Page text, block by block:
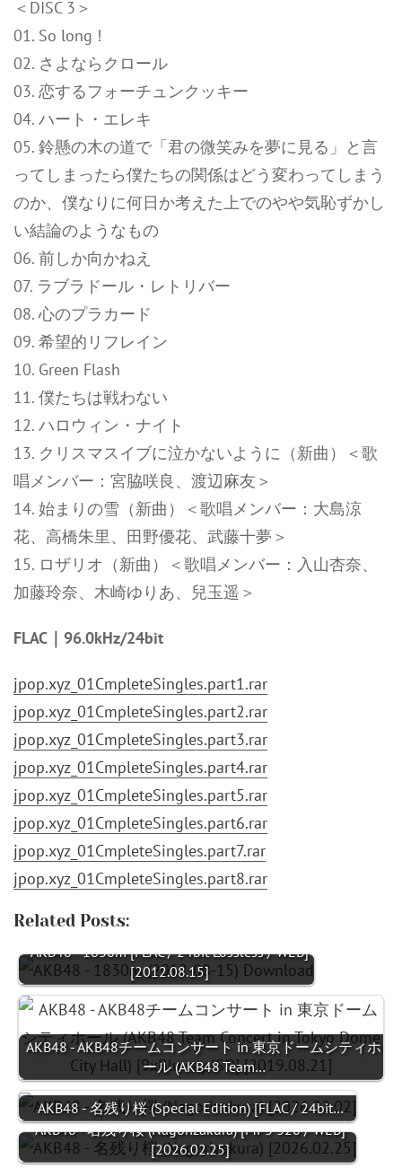
＜DISC 3＞
01. So long !
02. さよならクロール
03. 恋するフォーチュンクッキー
04. ハート・エレキ
05. 鈴懸の木の道で「君の微笑みを夢に見る」と言
ってしまったら僕たちの関係はどう変わってしまう
のか、僕なりに何日か考えた上でのやや気恥ずかし
い結論のようなもの
06. 前しか向かねえ
07. ラブラドール・レトリバー
08. 心のプラカード
09. 希望的リフレイン
10. Green Flash
11. 僕たちは戦わない
12. ハロウィン・ナイト
13. クリスマスイブに泣かないように（新曲）＜歌
唱メンバー：宮脇咲良、渡辺麻友＞
14. 始まりの雪（新曲）＜歌唱メンバー：大島涼
花、高橋朱里、田野優花、武藤十夢＞
15. ロザリオ（新曲）＜歌唱メンバー：入山杏奈、
加藤玲奈、木崎ゆりあ、兒玉遥＞
FLAC｜96.0kHz/24bit
jpop.xyz_01CmpleteSingles.part1.rar
jpop.xyz_01CmpleteSingles.part2.rar
jpop.xyz_01CmpleteSingles.part3.rar
jpop.xyz_01CmpleteSingles.part4.rar
jpop.xyz_01CmpleteSingles.part5.rar
jpop.xyz_01CmpleteSingles.part6.rar
jpop.xyz_01CmpleteSingles.part7.rar
jpop.xyz_01CmpleteSingles.part8.rar
Related Posts:
AKB48 - 1830m [FLAC / 24bit Lossless / WEB]
[2012.08.15]
AKB48 - AKB48チームコンサート in 東京ドームシティホ
ール (AKB48 Team…
AKB48 - 名残り桜 (Special Edition) [FLAC / 24bit…
AKB48 - 名残り桜 (Nagorizakura) [MP3 320 / WEB]
[2026.02.25]